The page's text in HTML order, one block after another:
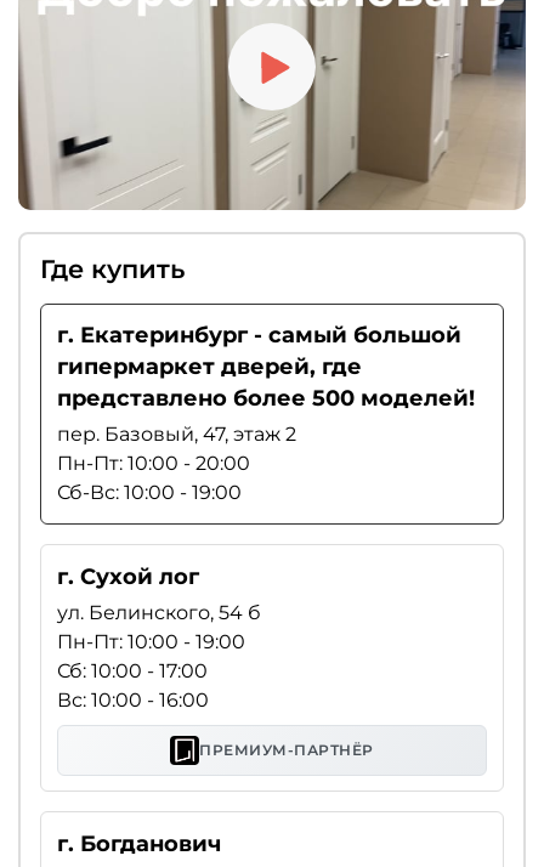
Где купить
г. Екатеринбург - самый большой
гипермаркет дверей, где
представлено более 500 моделей!
пер. Базовый, 47, этаж 2
Пн-Пт: 10:00 - 20:00
Сб-Вс: 10:00 - 19:00
г. Сухой лог
ул. Белинского, 54 б
Пн-Пт: 10:00 - 19:00
Сб: 10:00 - 17:00
Вс: 10:00 - 16:00
ПРЕМИУМ-ПАРТНЁР
г. Богданович